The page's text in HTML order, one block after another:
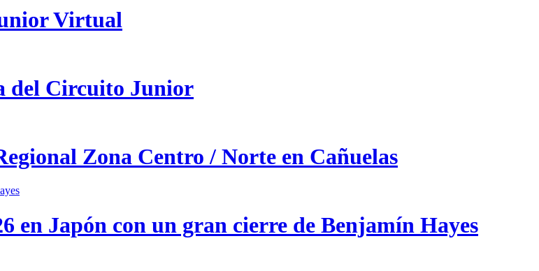
Virtual
del Circuito Junior
Zona Centro / Norte en Cañuelas
Japón con un gran cierre de Benjamín Hayes